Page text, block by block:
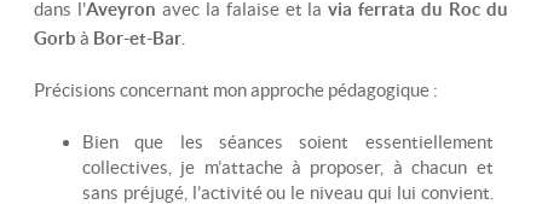
dans l'Aveyron avec la falaise et lavia ferrata du Roc du
Gorb à Bor-et-Bar.
Précisions concernant mon approche pédagogique :
Bien que les séances soient essentiellement
collectives, je m’attache à proposer, à chacun et
sans préjugé, l’activité ou le niveau qui lui convient.